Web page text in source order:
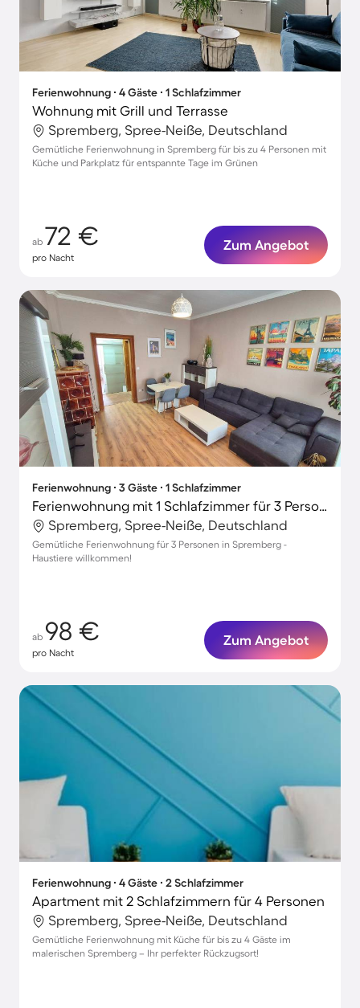
Ferienwohnung ∙ 4 Gäste ∙ 1 Schlafzimmer
Wohnung mit Grill und Terrasse
Spremberg, Spree-Neiße, Deutschland
Gemütliche Ferienwohnung in Spremberg für bis zu 4 Personen mit
Küche und Parkplatz für entspannte Tage im Grünen
ab 72 €
pro Nacht
Zum Angebot
Ferienwohnung ∙ 3 Gäste ∙ 1 Schlafzimmer
Ferienwohnung mit 1 Schlafzimmer für 3 Personen
Spremberg, Spree-Neiße, Deutschland
Gemütliche Ferienwohnung für 3 Personen in Spremberg -
Haustiere willkommen!
ab 98 €
pro Nacht
Zum Angebot
Ferienwohnung ∙ 4 Gäste ∙ 2 Schlafzimmer
Apartment mit 2 Schlafzimmern für 4 Personen
Spremberg, Spree-Neiße, Deutschland
Gemütliche Ferienwohnung mit Küche für bis zu 4 Gäste im
malerischen Spremberg – Ihr perfekter Rückzugsort!